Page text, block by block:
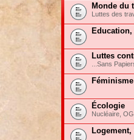
Monde du
Luttes des
Education,
Luttes
...Sans
Écologie
Nucléaire,
Logement,